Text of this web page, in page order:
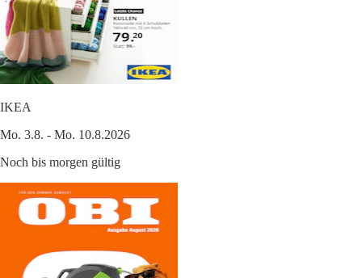
IKEA
Mo. 3.8. - Mo. 10.8.2026
Noch bis morgen gültig